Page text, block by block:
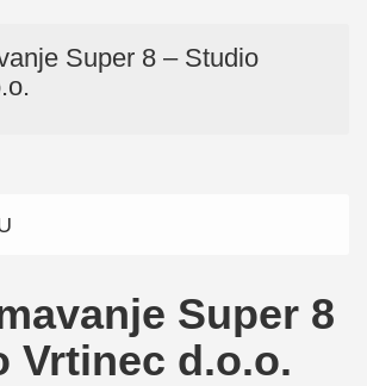
Super 8 – Studio
Super 8
Vrtinec d.o.o.